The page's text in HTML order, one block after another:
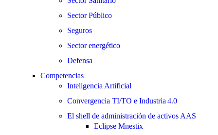
Sector Público
Seguros
Sector energético
Defensa
Competencias
Inteligencia Artificial
Convergencia TI/TO e Industria 4.0
El shell de administración de activos AAS
Eclipse Mnestix